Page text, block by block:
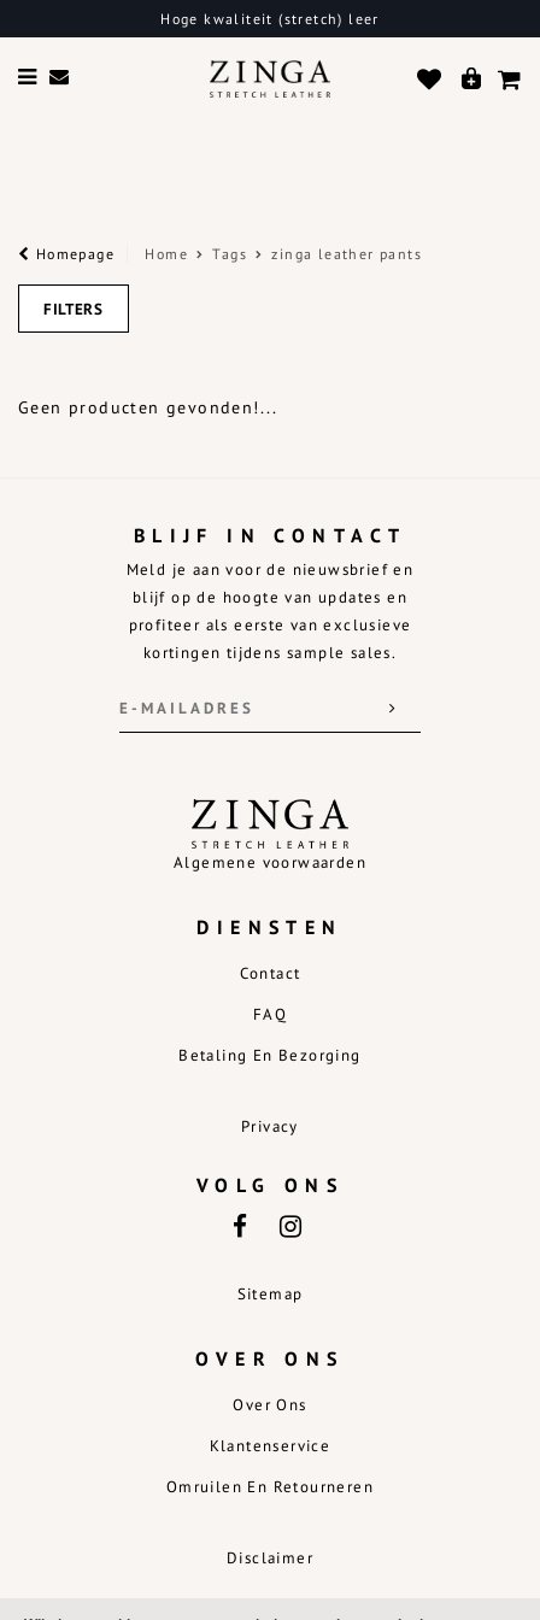
Hoge kwaliteit (stretch) leer
Homepage Home Tags zinga leather pants
FILTERS
Geen producten gevonden!...
Algemene voorwaarden
DIENSTEN
Contact
FAQ
Betaling En Bezorging
Privacy
OVER ONS
Over Ons
Klantenservice
Omruilen En Retourneren
Disclaimer
VOLG ONS
Sitemap
BLIJF IN CONTACT
Meld je aan voor de nieuwsbrief en
blijf op de hoogte van updates en
profiteer als eerste van exclusieve
kortingen tijdens sample sales.